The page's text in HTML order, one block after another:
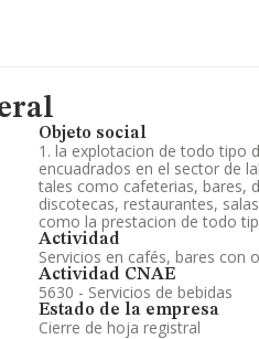
Objeto social
1. la explotacion de todo tipo
encuadrados en el sector de
tales como cafeterias, bares,
discotecas, restaurantes,
como la prestacion de todo
Actividad
Servicios en cafés, bares con
Actividad CNAE
5630 - Servicios de bebidas
Estado de la empresa
Cierre de hoja registral